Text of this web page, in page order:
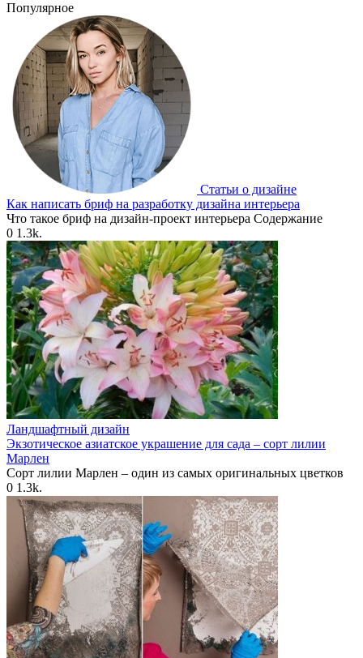
Популярное
Статьи о дизайне
Как написать бриф на разработку дизайна интерьера
Что такое бриф на дизайн-проект интерьера Содержание
0 1.3k.
Ландшафтный дизайн
Экзотическое азиатское украшение для сада – сорт лилии
Марлен
Сорт лилии Марлен – один из самых оригинальных цветков
0 1.3k.